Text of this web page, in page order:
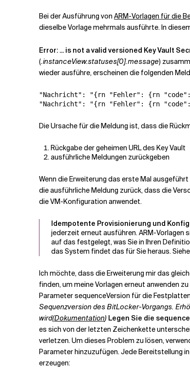
Verwandte Themen
Bei der Ausführung von ARM-Vorlagen für die
dieselbe Vorlage mehrmals ausführte. In
Error: ... is not a valid versioned Key Vault
(.instanceView.statuses[0].message)
wieder ausführe, erscheinen die folgenden
"Nachricht": "{rn "Fehler": {rn "code":
"Nachricht": "{rn "Fehler": {rn "code":
Die Ursache für die Meldung ist, dass die
Rückgabe der geheimen URL des Key Vault
ausführliche Meldungen zurückgeben
Wenn die Erweiterung das erste Mal
die ausführliche Meldung zurück, dass die
die VM-Konfiguration anwendet.
Idempotente Provisionierung und
jederzeit erneut ausführen. ARM-Vorlagen
auf das festgelegt, was Sie in Ihren
das System findet das für Sie heraus. Siehe
Ich möchte, dass die Erweiterung mir das
finden, um meine Vorlagen erneut anwenden
Parameter sequenceVersion für die
Sequenzversion des BitLocker-Vorgangs.
wird(Dokumentation) Legen Sie die
es sich von der letzten Zeichenkette
verletzen. Um dieses Problem zu lösen,
Parameter hinzuzufügen. Jede Bereitstellung
erzeugen: